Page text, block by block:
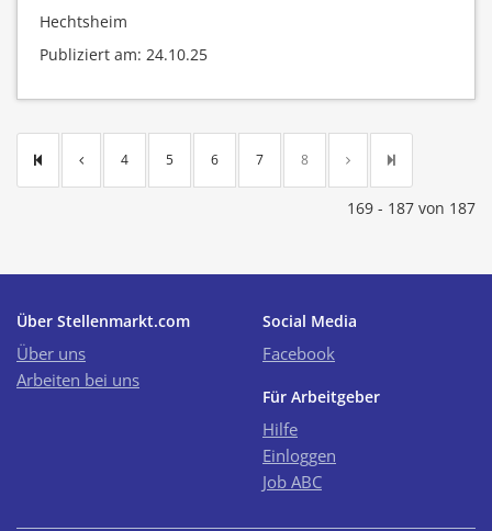
Hechtsheim
Publiziert am: 24.10.25
4 5 6 7 8
169 - 187 von 187
Über Stellenmarkt.com
Über uns
Arbeiten bei uns
Social Media
Facebook
Für Arbeitgeber
Hilfe
Einloggen
Job ABC